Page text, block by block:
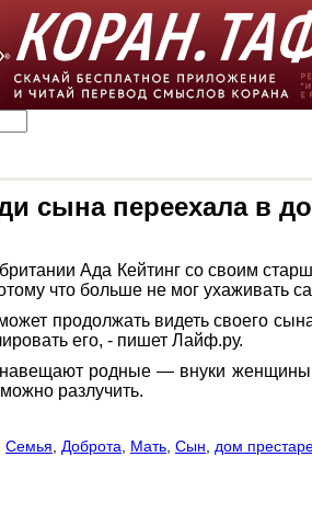
сына переехала в
Ада Кейтинг со своим
что больше не мог ухаживать
продолжать видеть своего
его, - пишет Лайф.ру.
родные — внуки женщины
разлучить.
Семья Доброта Мать Сын дом